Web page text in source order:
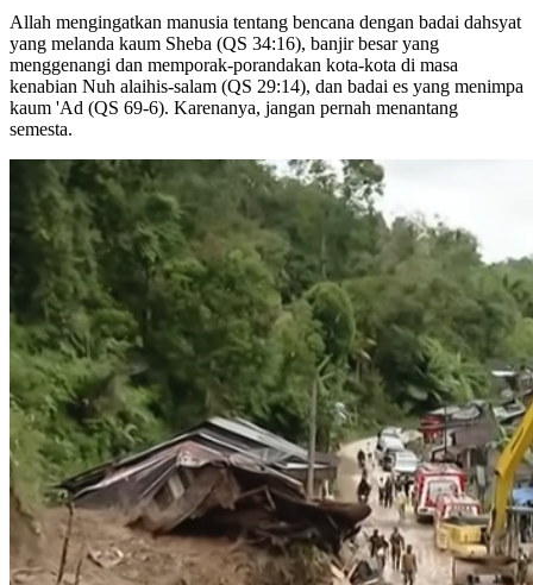
Allah mengingatkan manusia tentang bencana dengan badai dahsyat
yang melanda kaum Sheba (QS 34:16), banjir besar yang
menggenangi dan memporak-porandakan kota-kota di masa
kenabian Nuh alaihis-salam (QS 29:14), dan badai es yang menimpa
kaum 'Ad (QS 69-6). Karenanya, jangan pernah menantang
semesta.